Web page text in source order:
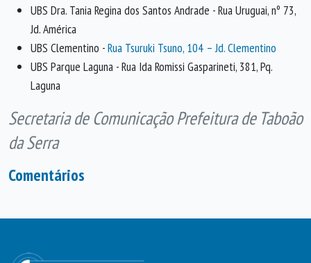
UBS Dra. Tania Regina dos Santos Andrade - Rua Uruguai, nº 73,
Jd. América
UBS Clementino -Rua Tsuruki Tsuno, 104 – Jd. Clementino
UBS Parque Laguna - Rua Ida Romissi Gasparineti, 381, Pq.
Laguna
Secretaria de Comunicação Prefeitura de Taboão
da Serra
Comentários